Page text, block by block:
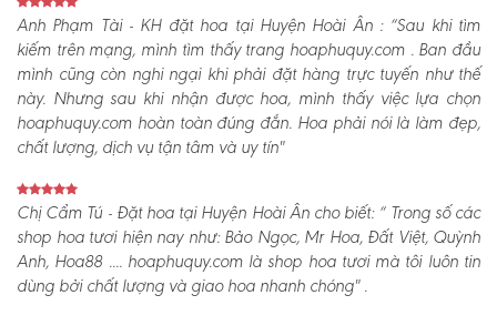
Anh Phạm Tài - KH đặt hoa tại Huyện Hoài Ân :“Sau khi tìm
kiếm trên mạng, mình tìm thấy trang hoaphuquy.com . Ban đầu
mình cũng còn nghi ngại khi phải đặt hàng trực tuyến như thế
này. Nhưng sau khi nhận được hoa, mình thấy việc lựa chọn
hoaphuquy.com hoàn toàn đúng đắn. Hoa phải nói là làm đẹp,
chất lượng, dịch vụ tận tâm và uy tín"
Chị Cẩm Tú - Đặt hoa tại Huyện Hoài Ân cho biết:“ Trong số các
shop hoa tươi hiện nay như: Bảo Ngọc, Mr Hoa, Đất Việt, Quỳnh
Anh, Hoa88 .... hoaphuquy.com là shop hoa tươi mà tôi luôn tin
dùng bởi chất lượng và giao hoa nhanh chóng" .